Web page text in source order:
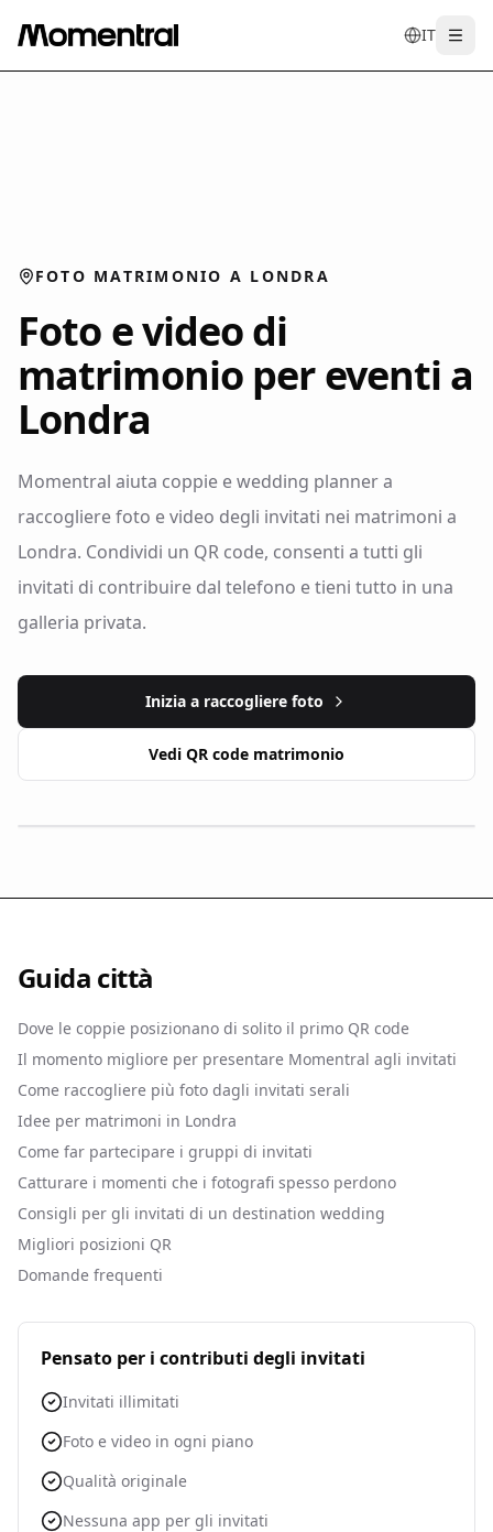
IT
entr dees
FOTO MATRIMONIO A LONDRA
Foto e video di
matrimonio per eventi a
Londra
Momentral aiuta coppie e wedding planner a
raccogliere foto e video degli invitati nei matrimoni a
Londra. Condividi un QR code, consenti a tutti gli
invitati di contribuire dal telefono e tieni tutto in una
galleria privata.
Inizia a raccogliere foto
Vedi QR code matrimonio
Guida città
Dove le coppie posizionano di solito il primo QR code
Il momento migliore per presentare Momentral agli invitati
Come raccogliere più foto dagli invitati serali
Idee per matrimoni in Londra
Come far partecipare i gruppi di invitati
Catturare i momenti che i fotografi spesso perdono
Consigli per gli invitati di un destination wedding
Migliori posizioni QR
Domande frequenti
Pensato per i contributi degli invitati
Invitati illimitati
Foto e video in ogni piano
Qualità originale
Nessuna app per gli invitati